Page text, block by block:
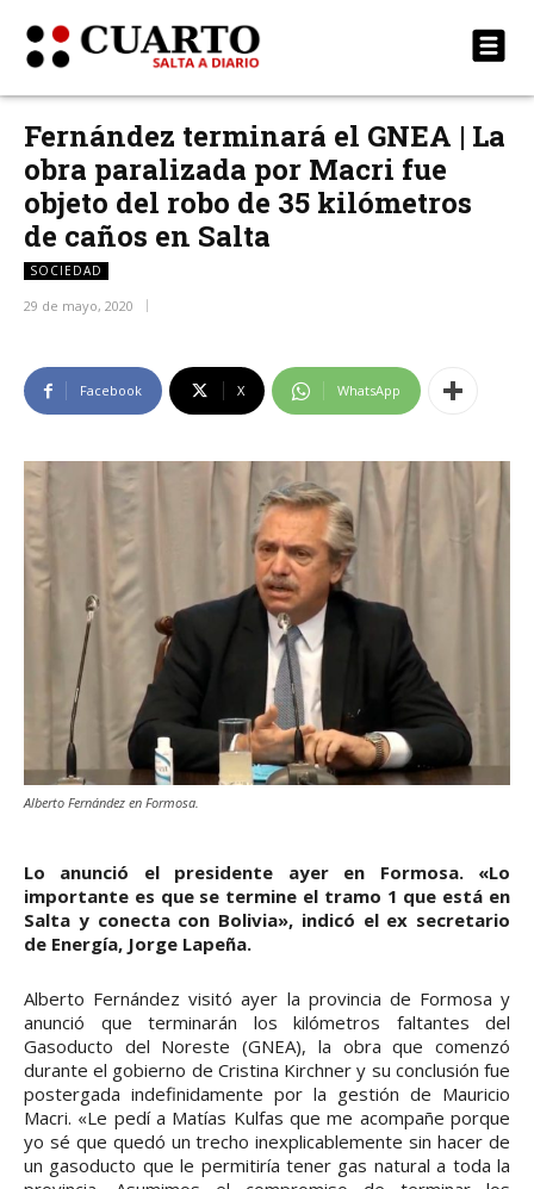
Fernández terminará el GNEA | La
obra paralizada por Macri fue
objeto del robo de 35 kilómetros
de caños en Salta
SOCIEDAD
29 de mayo, 2020
Facebook X WhatsApp
Alberto Fernández en Formosa.
Lo anunció el presidente ayer en Formosa. «Lo
importante es que se termine el tramo 1 que está en
Salta y conecta con Bolivia», indicó el ex secretario
de Energía, Jorge Lapeña.
Alberto Fernández visitó ayer la provincia de Formosa y
anunció que terminarán los kilómetros faltantes del
Gasoducto del Noreste (GNEA), la obra que comenzó
durante el gobierno de Cristina Kirchner y su conclusión fue
postergada indefinidamente por la gestión de Mauricio
Macri. «Le pedí a Matías Kulfas que me acompañe porque
yo sé que quedó un trecho inexplicablemente sin hacer de
un gasoducto que le permitiría tener gas natural a toda la